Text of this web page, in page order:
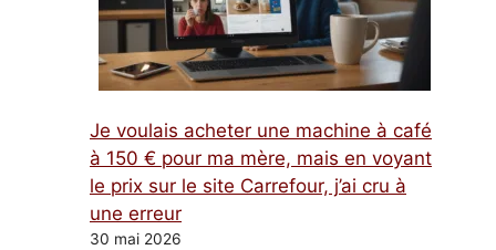
Je voulais acheter une machine à café
à 150 € pour ma mère, mais en voyant
le prix sur le site Carrefour, j’ai cru à
une erreur
30 mai 2026